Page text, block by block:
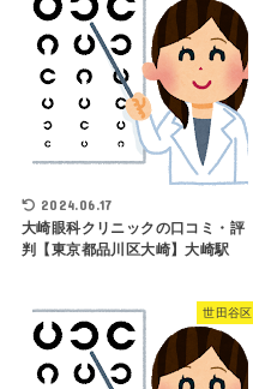
2024.06.17
大崎眼科クリニックの口コミ・評
判【東京都品川区大崎】大崎駅
世田谷区